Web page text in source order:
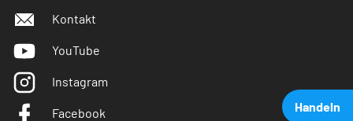
Handeln
Kontakt
YouTube
Instagram
Facebook